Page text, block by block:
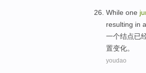
While one
resulting in a
一个结点已
置变化。
youdao